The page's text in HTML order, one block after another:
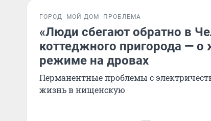
ГОРОД МОЙ ДОМ ПРОБЛЕМА
«Люди сбегают обратно в
коттеджного пригорода —
режиме на дровах
Перманентные проблемы с
жизнь в нищенскую